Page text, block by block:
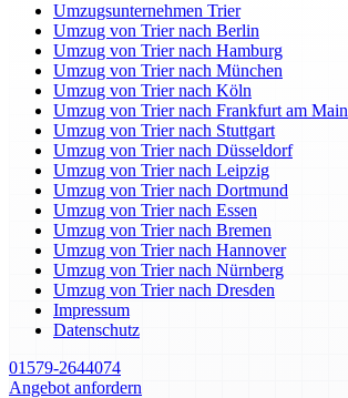
Umzugsunternehmen Trier
Umzug von Trier nach Berlin
Umzug von Trier nach Hamburg
Umzug von Trier nach München
Umzug von Trier nach Köln
Umzug von Trier nach Frankfurt am Main
Umzug von Trier nach Stuttgart
Umzug von Trier nach Düsseldorf
Umzug von Trier nach Leipzig
Umzug von Trier nach Dortmund
Umzug von Trier nach Essen
Umzug von Trier nach Bremen
Umzug von Trier nach Hannover
Umzug von Trier nach Nürnberg
Umzug von Trier nach Dresden
Impressum
Datenschutz
01579-2644074
Angebot anfordern